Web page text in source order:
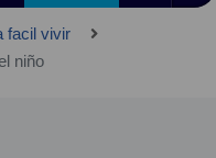
facil vivir
niño